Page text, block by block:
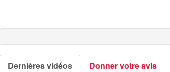
Dernières vidéos Donner votre avis